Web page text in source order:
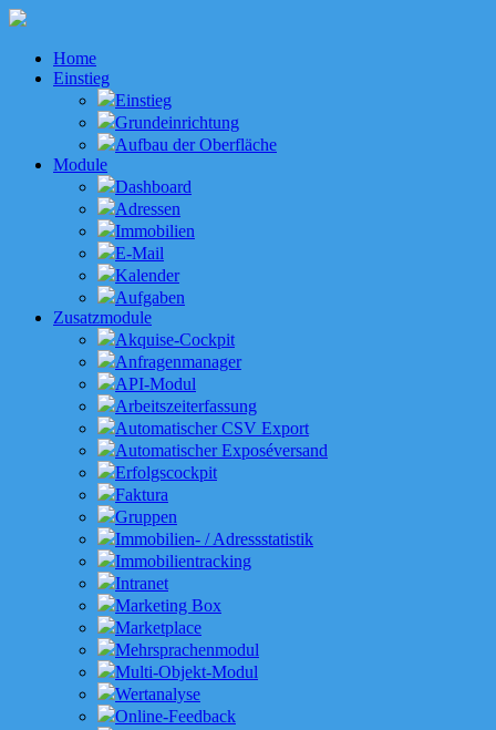
Home
Einstieg
Einstieg
Grundeinrichtung
Aufbau der Oberfläche
Module
Dashboard
Adressen
Immobilien
E-Mail
Kalender
Aufgaben
Zusatzmodule
Akquise-Cockpit
Anfragenmanager
API-Modul
Arbeitszeiterfassung
Automatischer CSV Export
Automatischer Exposéversand
Erfolgscockpit
Faktura
Gruppen
Immobilien- / Adressstatistik
Immobilientracking
Intranet
Marketing Box
Marketplace
Mehrsprachenmodul
Multi-Objekt-Modul
Wertanalyse
Online-Feedback